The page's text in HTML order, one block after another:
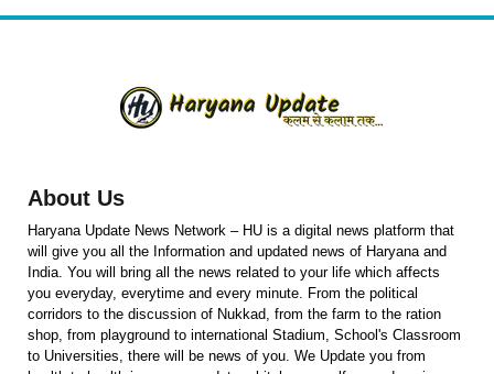
About Us
Haryana Update News Network – HU is a digital news platform that
will give you all the Information and updated news of Haryana and
India. You will bring all the news related to your life which affects
you everyday, everytime and every minute. From the political
corridors to the discussion of Nukkad, from the farm to the ration
shop, from playground to international Stadium, School's Classroom
to Universities, there will be news of you. We Update you from